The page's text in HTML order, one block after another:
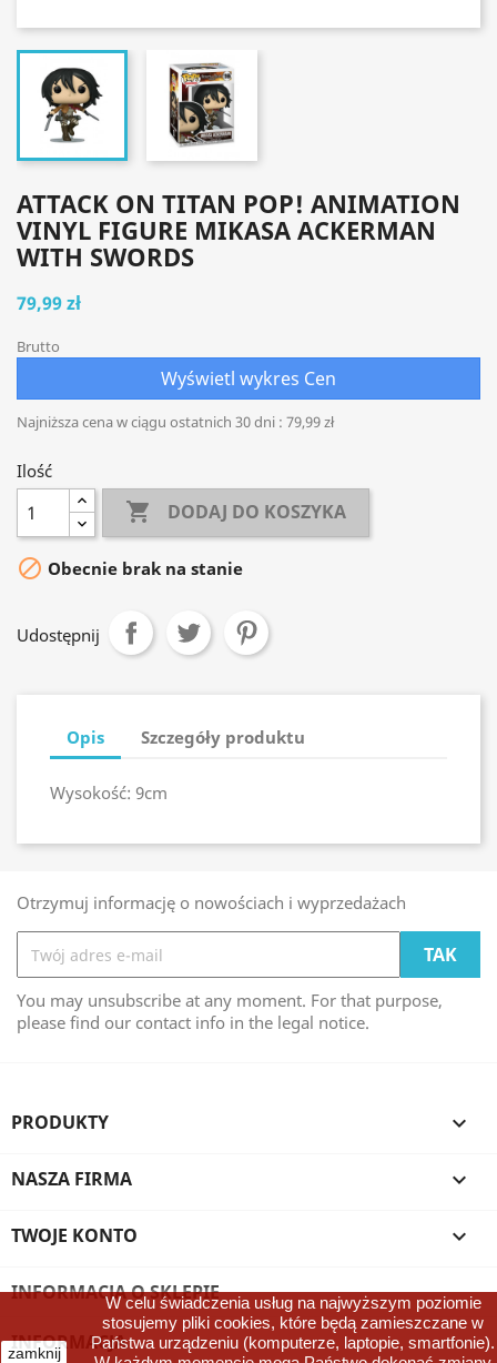
ATTACK ON TITAN POP! ANIMATION
VINYL FIGURE MIKASA ACKERMAN
WITH SWORDS
79,99 zł
Brutto
Wyświetl wykres Cen
Najniższa cena w ciągu ostatnich 30 dni : 79,99 zł
Ilość
 DODAJ DO KOSZYKA
 Obecnie brak na stanie
Udostępnij
Opis Szczegóły produktu
Wysokość: 9cm
Otrzymuj informację o nowościach i wyprzedażach
You may unsubscribe at any moment. For that purpose,
please find our contact info in the legal notice.
PRODUKTY 
NASZA FIRMA 
TWOJE KONTO 
INFORMACJA O SKLEPIE
INFORMACJA 
zamknij
W celu świadczenia usług na najwyższym poziomie
stosujemy pliki cookies, które będą zamieszczane w
Państwa urządzeniu (komputerze, laptopie, smartfonie).